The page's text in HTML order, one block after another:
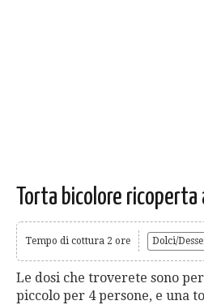
Torta bicolore ricoperta
Tempo di cottura 2 ore Dolci/
Le dosi che troverete sono
piccolo per 4 persone, e una